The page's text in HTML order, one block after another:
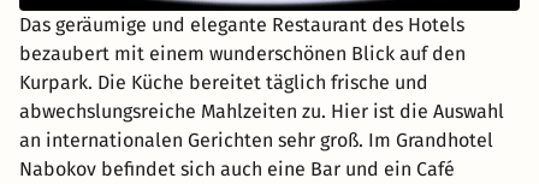
Das geräumige und elegante Restaurant des Hotels
bezaubert mit einem wunderschönen Blick auf den
Kurpark. Die Küche bereitet täglich frische und
abwechslungsreiche Mahlzeiten zu. Hier ist die Auswahl
an internationalen Gerichten sehr groß. Im Grandhotel
Nabokov befindet sich auch eine Bar und ein Café